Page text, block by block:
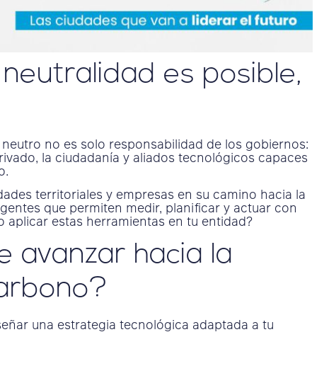
es posible,
no es solo responsabilidad de los gobiernos:
la ciudadanía y aliados tecnológicos capaces
territoriales y empresas en su camino hacia la
que permiten medir, planificar y actuar con
aplicar estas herramientas en tu entidad?
avanzar hacia la
una estrategia tecnológica adaptada a tu